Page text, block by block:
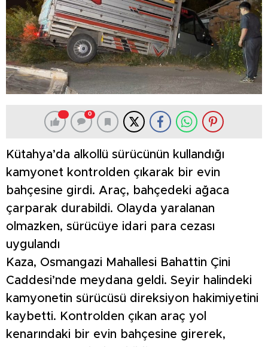
0
Kütahya’da alkollü sürücünün kullandığı
kamyonet kontrolden çıkarak bir evin
bahçesine girdi. Araç, bahçedeki ağaca
çarparak durabildi. Olayda yaralanan
olmazken, sürücüye idari para cezası
uygulandı
Kaza, Osmangazi Mahallesi Bahattin Çini
Caddesi’nde meydana geldi. Seyir halindeki
kamyonetin sürücüsü direksiyon hakimiyetini
kaybetti. Kontrolden çıkan araç yol
kenarındaki bir evin bahçesine girerek,